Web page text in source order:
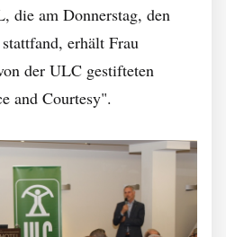
die am Donnerstag, den
erhält Frau
der ULC gestifteten
and Courtesy".